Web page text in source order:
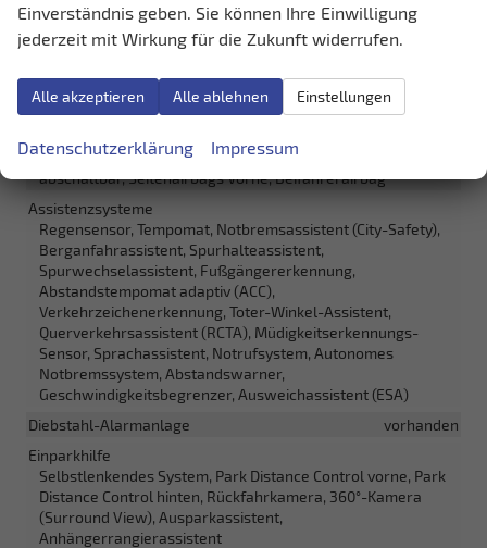
Uhr & Drehzahlmesser
vorhanden
Volldigitales Kombiinstrument (Virtual Cockpit)
vorhanden
Sicherheit & Assistenz
Airbag, Fenster-/Kopfairbags Vorne, Beifahrerairbag
abschaltbar, Seitenairbags Vorne, Beifahrerairbag
Assistenzsysteme
Regensensor, Tempomat, Notbremsassistent (City-Safety),
Berganfahrassistent, Spurhalteassistent,
Spurwechselassistent, Fußgängererkennung,
Abstandstempomat adaptiv (ACC),
Verkehrzeichenerkennung, Toter-Winkel-Assistent,
Querverkehrsassistent (RCTA), Müdigkeitserkennungs-
Sensor, Sprachassistent, Notrufsystem, Autonomes
Notbremssystem, Abstandswarner,
Geschwindigkeitsbegrenzer, Ausweichassistent (ESA)
Diebstahl-Alarmanlage
vorhanden
Einparkhilfe
Selbstlenkendes System, Park Distance Control vorne, Park
Distance Control hinten, Rückfahrkamera, 360°-Kamera
(Surround View), Ausparkassistent,
Anhängerrangierassistent
Einverständnis geben. Sie können Ihre Einwilligung
jederzeit mit Wirkung für die Zukunft widerrufen.
Alle akzeptieren Alle ablehnen Einstellungen
Datenschutzerklärung Impressum